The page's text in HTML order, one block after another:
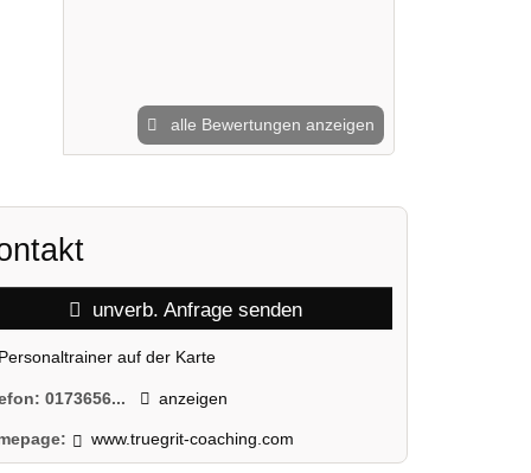
alle Bewertungen anzeigen
unverb. Anfrage senden
Personaltrainer auf der Karte
0173656... anzeigen
www.truegrit-coaching.com